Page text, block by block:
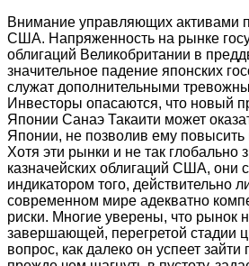
Внимание управляющих активами
США. Напряженность на рынке
облигаций Великобритании в
значительное падение японских
служат дополнительными
Инвесторы опасаются, что новый
Японии Санаэ Такаити может
Японии, не позволив ему повысить
Хотя эти рынки и не так глобально
казначейских облигаций США, они
индикатором того, действительно
современном мире адекватно
риски. Многие уверены, что рынок
завершающей, перегретой стадии
вопрос, как далеко он успеет